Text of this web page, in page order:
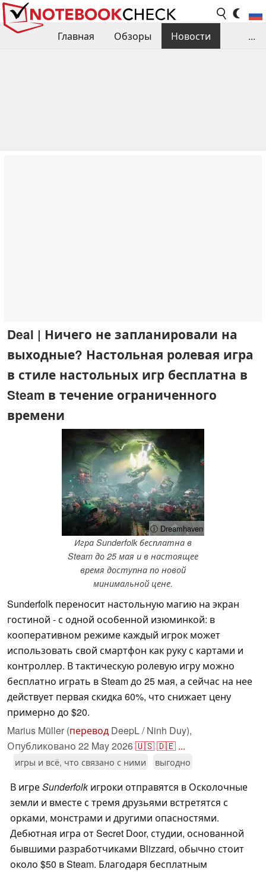
Главная Обзоры
Новости
...
Deal | Ничего не запланировали на
выходные? Настольная ролевая игра
в стиле настольных игр бесплатна в
Steam в течение ограниченного
времени
ⓘ Dreamhaven
Игра Sunderfolk бесплатна в
Steam до 25 мая и в настоящее
время доступна по новой
минимальной цене.
Sunderfolk переносит настольную магию на экран
гостиной - с одной особенной изюминкой: в
кооперативном режиме каждый игрок может
использовать свой смартфон как руку с картами и
контроллер. В тактическую ролевую игру можно
бесплатно играть в Steam до 25 мая, а сейчас на нее
действует первая скидка 60%, что снижает цену
примерно до $20.
Marius Müller (перевод DeepL / Ninh Duy),
Опубликовано 22 May 2026🇺🇸🇩🇪 ...
игры и всё, что связано с ними выгодно
В игреSunderfolkигроки отправятся в Осколочные
земли и вместе с тремя друзьями встретятся с
орками, монстрами и другими опасностями.
Дебютная игра от Secret Door, студии, основанной
бывшими разработчиками Blizzard, обычно стоит
около $50 в Steam. Благодаря бесплатным